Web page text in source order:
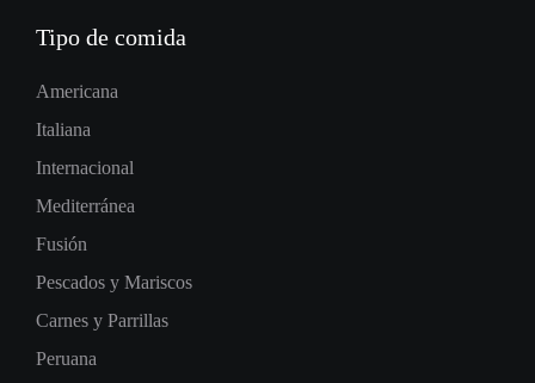
Tipo de comida
Americana
Italiana
Internacional
Mediterránea
Fusión
Pescados y Mariscos
Carnes y Parrillas
Peruana